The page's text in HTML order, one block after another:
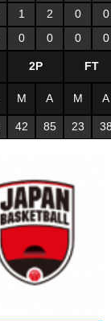
1 2 0
0
0 0 0 0
2P FT
M A M A
42 85 23